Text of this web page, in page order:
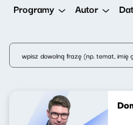
Programy Autor